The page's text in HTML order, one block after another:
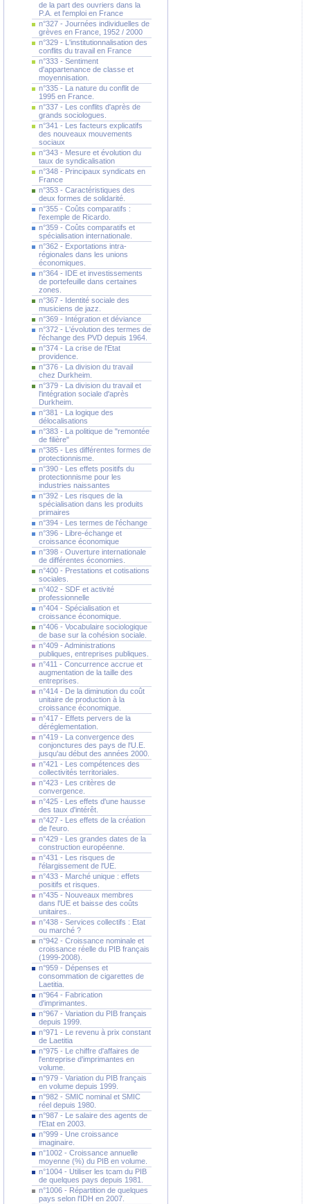
de la part des ouvriers dans la
P.A. et l'emploi en France
n°327 - Journées individuelles de
grèves en France, 1952 / 2000
n°329 - L'institutionnalisation des
conflits du travail en France
n°333 - Sentiment
d'appartenance de classe et
moyennisation.
n°335 - La nature du conflit de
1995 en France.
n°337 - Les conflits d'après de
grands sociologues.
n°341 - Les facteurs explicatifs
des nouveaux mouvements
sociaux
n°343 - Mesure et évolution du
taux de syndicalisation
n°348 - Principaux syndicats en
France
n°353 - Caractéristiques des
deux formes de solidarité.
n°355 - Coûts comparatifs :
l'exemple de Ricardo.
n°359 - Coûts comparatifs et
spécialisation internationale.
n°362 - Exportations intra-
régionales dans les unions
économiques.
n°364 - IDE et investissements
de portefeuille dans certaines
zones.
n°367 - Identité sociale des
musiciens de jazz.
n°369 - Intégration et déviance
n°372 - L'évolution des termes de
l'échange des PVD depuis 1964.
n°374 - La crise de l'Etat
providence.
n°376 - La division du travail
chez Durkheim.
n°379 - La division du travail et
l'intégration sociale d'après
Durkheim.
n°381 - La logique des
délocalisations
n°383 - La politique de "remontée
de filière"
n°385 - Les différentes formes de
protectionnisme.
n°390 - Les effets positifs du
protectionnisme pour les
industries naissantes
n°392 - Les risques de la
spécialisation dans les produits
primaires
n°394 - Les termes de l'échange
n°396 - Libre-échange et
croissance économique
n°398 - Ouverture internationale
de différentes économies.
n°400 - Prestations et cotisations
sociales.
n°402 - SDF et activité
professionnelle
n°404 - Spécialisation et
croissance économique.
n°406 - Vocabulaire sociologique
de base sur la cohésion sociale.
n°409 - Administrations
publiques, entreprises publiques.
n°411 - Concurrence accrue et
augmentation de la taille des
entreprises.
n°414 - De la diminution du coût
unitaire de production à la
croissance économique.
n°417 - Effets pervers de la
déréglementation.
n°419 - La convergence des
conjonctures des pays de l'U.E.
jusqu'au début des années 2000.
n°421 - Les compétences des
collectivités territoriales.
n°423 - Les critères de
convergence.
n°425 - Les effets d'une hausse
des taux d'intérêt.
n°427 - Les effets de la création
de l'euro.
n°429 - Les grandes dates de la
construction européenne.
n°431 - Les risques de
l'élargissement de l'UE.
n°433 - Marché unique : effets
positifs et risques.
n°435 - Nouveaux membres
dans l'UE et baisse des coûts
unitaires..
n°438 - Services collectifs : Etat
ou marché ?
n°942 - Croissance nominale et
croissance réelle du PIB français
(1999-2008).
n°959 - Dépenses et
consommation de cigarettes de
Laetitia.
n°964 - Fabrication
d'imprimantes.
n°967 - Variation du PIB français
depuis 1999.
n°971 - Le revenu à prix constant
de Laetitia
n°975 - Le chiffre d'affaires de
l'entreprise d'imprimantes en
volume.
n°979 - Variation du PIB français
en volume depuis 1999.
n°982 - SMIC nominal et SMIC
réel depuis 1980.
n°987 - Le salaire des agents de
l'Etat en 2003.
n°999 - Une croissance
imaginaire.
n°1002 - Croissance annuelle
moyenne (%) du PIB en volume.
n°1004 - Utiliser les tcam du PIB
de quelques pays depuis 1981.
n°1006 - Répartition de quelques
pays selon l'IDH en 2007.